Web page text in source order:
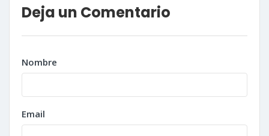
Deja un Comentario
Nombre
Email